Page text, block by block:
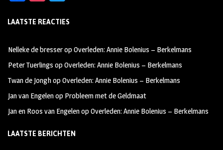
b
oo
k
ag
m
tt
LAATSTE REACTIES
Nelleke de bresseropOverleden: Annie Bolenius – Berkelmans
Peter Tuerlings opOverleden: Annie Bolenius – Berkelmans
Twan de JonghopOverleden: Annie Bolenius – Berkelmans
Jan van Engelenop Probleem met de Geldmaat
Jan en Roos van EngelenopOverleden: Annie Bolenius – Berkelmans
LAATSTE BERICHTEN